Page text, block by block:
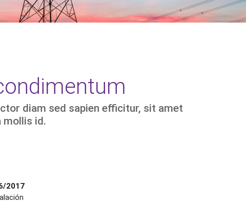
diam sed sapien efficitur, sit amet
mollis id.
2017